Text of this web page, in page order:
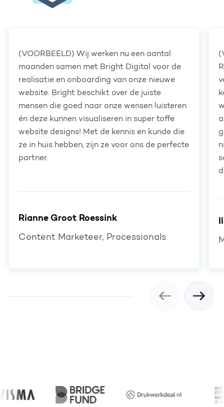
(VOORBEELD) Wij werken nu een aantal
maanden samen met Bright Digital voor de
realisatie en onboarding van onze nieuwe
website. Bright beschikt over de juiste
mensen die goed naar onze wensen luisteren
én deze kunnen visualiseren in super toffe
website designs! Met de kennis en kunde die
ze in huis hebben, zijn ze voor ons de perfecte
partner.
Rianne Groot Roessink
Content Marketeer, Processionals